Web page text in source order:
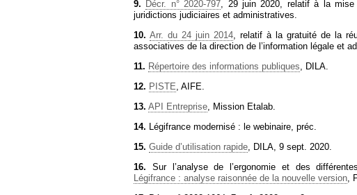
9. Décr. n° 2020-797, 29 juin 2020, relatif à la
juridictions judiciaires et administratives.
10. Arr. du 24 juin 2014, relatif à la gratuité de la
associatives de la direction de l’information légale et
11. Répertoire des informations publiques, DILA.
12. PISTE, AIFE.
13. API Entreprise, Mission Etalab.
14. Légifrance modernisé : le webinaire, préc.
15. Guide d’utilisation rapide, DILA, 9 sept. 2020.
16. Sur l’analyse de l’ergonomie et des
Légifrance : analyse raisonnée de la nouvelle version,